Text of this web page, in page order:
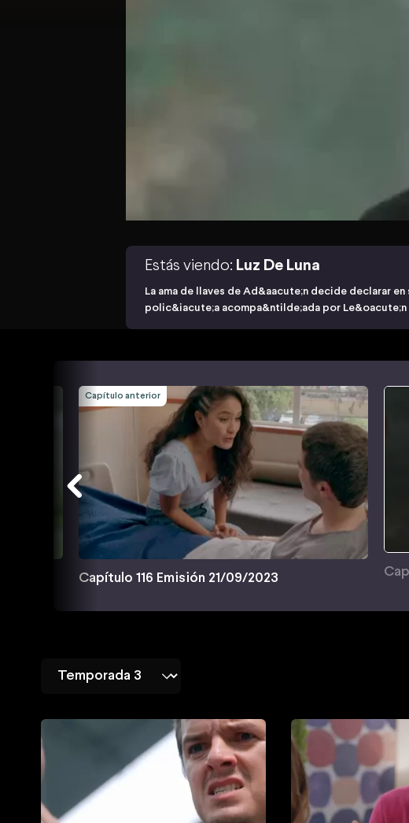
Estás viendo: Luz De Luna
La ama de llaves de Ad&aacute;n decide declarar en
polic&iacute;a acompa&ntilde;ada por
Capítulo anterior
Capítulo 116 Emisión 21/09/2023